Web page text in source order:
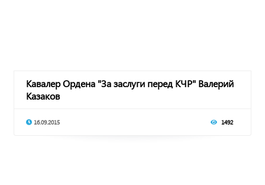
Кавалер Ордена "За заслуги перед КЧР" Валерий
Казаков
16.09.2015 1492